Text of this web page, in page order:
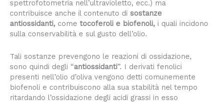
spettrofotometria nell’ultravioletto, ecc.) ma
contribuisce anche il contenuto di sostanze
antiossidanti, come tocoferoli e biofenoli, i quali incidono
sulla conservabilità e sul gusto dell’olio.
Tali sostanze prevengono le reazioni di ossidazione,
sono quindi degli “antiossidanti”. I derivati fenolici
presenti nell’olio d’oliva vengono detti comunemente
biofenoli e contribuiscono alla sua stabilità nel tempo
ritardando l’ossidazione degli acidi grassi in esso